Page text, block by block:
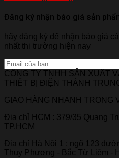
Đăng ký nhận báo giá sản
hãy đăng ký để nhận báo giá
nhất thi trường hiện nay
CÔNG TY TNHH SẢN XUẤT
THIẾT BỊ ĐIỆN THÀNH
GIAO HÀNG NHANH TRONG
Địa chỉ HCM : 379/35 Quang
TP.HCM
Địa chỉ Hà Nội 1 : ngõ 123
Thụy Phương - Bắc Từ Liêm -